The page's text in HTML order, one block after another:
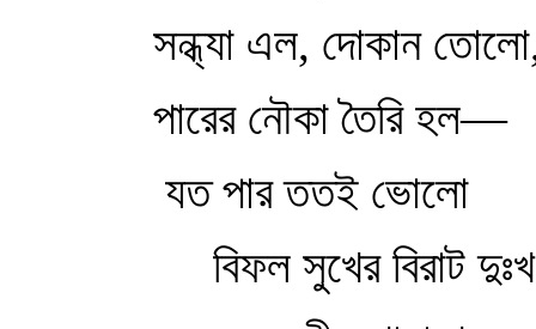
সন্ধ্যা এল, দোকান
পারের নৌকা তৈরি হল—
যত পার ততই ভোলো
বিফল সুখের বিরাট